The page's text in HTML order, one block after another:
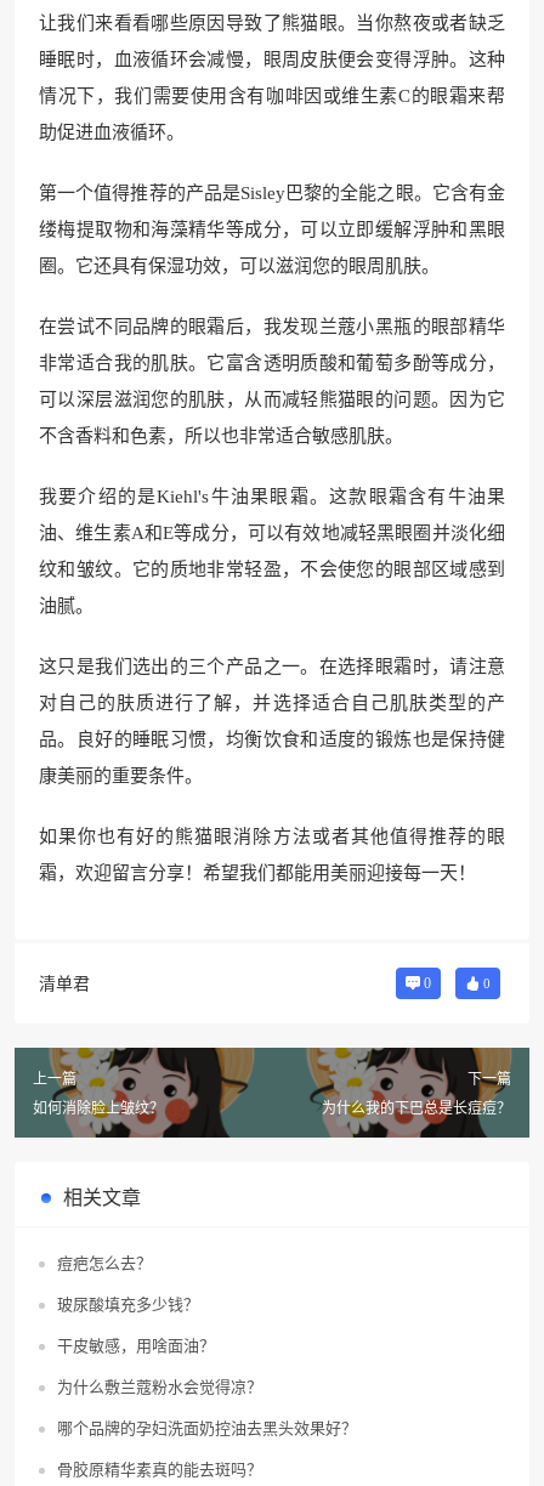
让我们来看看哪些原因导致了熊猫眼。当你熬夜或者缺乏
睡眠时，血液循环会减慢，眼周皮肤便会变得浮肿。这种
情况下，我们需要使用含有咖啡因或维生素C的眼霜来帮
助促进血液循环。
第一个值得推荐的产品是Sisley巴黎的全能之眼。它含有金
缕梅提取物和海藻精华等成分，可以立即缓解浮肿和黑眼
圈。它还具有保湿功效，可以滋润您的眼周肌肤。
在尝试不同品牌的眼霜后，我发现兰蔻小黑瓶的眼部精华
非常适合我的肌肤。它富含透明质酸和葡萄多酚等成分，
可以深层滋润您的肌肤，从而减轻熊猫眼的问题。因为它
不含香料和色素，所以也非常适合敏感肌肤。
我要介绍的是Kiehl's牛油果眼霜。这款眼霜含有牛油果
油、维生素A和E等成分，可以有效地减轻黑眼圈并淡化细
纹和皱纹。它的质地非常轻盈，不会使您的眼部区域感到
油腻。
这只是我们选出的三个产品之一。在选择眼霜时，请注意
对自己的肤质进行了解，并选择适合自己肌肤类型的产
品。良好的睡眠习惯，均衡饮食和适度的锻炼也是保持健
康美丽的重要条件。
如果你也有好的熊猫眼消除方法或者其他值得推荐的眼
霜，欢迎留言分享！希望我们都能用美丽迎接每一天！
清单君 0 0
上一篇
如何消除脸上皱纹？
下一篇
为什么我的下巴总是长痘痘？
相关文章
痘疤怎么去？
玻尿酸填充多少钱？
干皮敏感，用啥面油？
为什么敷兰蔻粉水会觉得凉？
哪个品牌的孕妇洗面奶控油去黑头效果好？
骨胶原精华素真的能去斑吗？